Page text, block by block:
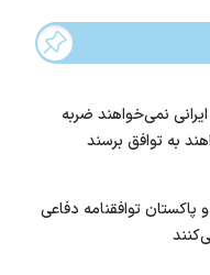
نمی‌خواهند ضربه
به توافق برسند
پاکستان توافقنامه دفاعی